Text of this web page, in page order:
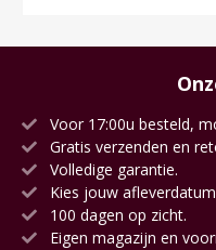
Voor 17:00u besteld,
Gratis verzenden en
Volledige garantie.
Kies jouw
100 dagen op zicht.
Eigen magazijn en